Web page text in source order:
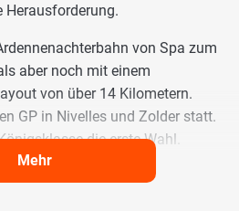
Herausforderung.
von Spa zum
aber noch mit einem
von über 14 Kilometern.
GP in Nivelles und Zolder statt.
die erste Wahl.
Spa-Francorchamps
Mehr